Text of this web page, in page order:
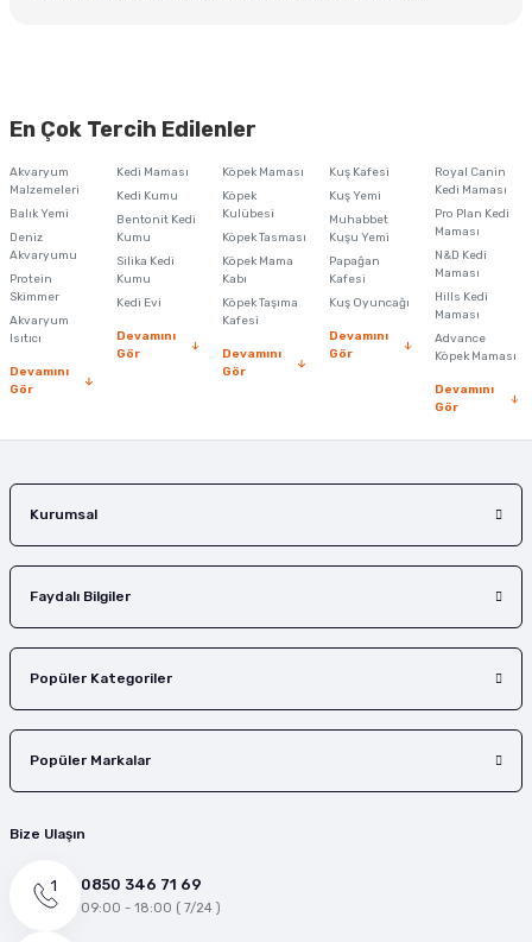
En Çok Tercih Edilenler
Akvaryum
Malzemeleri
Balık Yemi
Deniz
Akvaryumu
Protein
Skimmer
Akvaryum
Isıtıcı
Devamını
Gör
Kedi Maması
Kedi Kumu
Bentonit Kedi
Kumu
Silika Kedi
Kumu
Kedi Evi
Devamını
Gör
Köpek Maması
Köpek
Kulübesi
Köpek Tasması
Köpek Mama
Kabı
Köpek Taşıma
Kafesi
Devamını
Gör
Kuş Kafesi
Kuş Yemi
Muhabbet
Kuşu Yemi
Papağan
Kafesi
Kuş Oyuncağı
Devamını
Gör
Royal Canin
Kedi Maması
Pro Plan Kedi
Maması
N&D Kedi
Maması
Hills Kedi
Maması
Advance
Köpek Maması
Devamını
Gör
Kurumsal
Faydalı Bilgiler
Popüler Kategoriler
Popüler Markalar
Bize Ulaşın
0850 346 71 69
09:00 - 18:00 ( 7/24 )